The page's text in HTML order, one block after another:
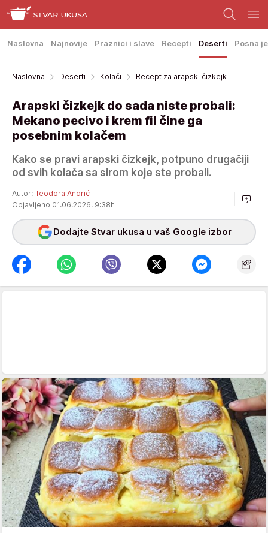
Naslovna Najnovije Praznici i slave Recepti Deserti Posna
Naslovna Deserti Kolači Recept za arapski čizkejk
Arapski čizkejk do sada niste probali:
Mekano pecivo i krem fil čine ga
posebnim kolačem
Kako se pravi arapski čizkejk, potpuno drugačiji
od svih kolača sa sirom koje ste probali.
Autor: Teodora Andrić
Objavljeno 01.06.2026. 9:38h
Dodajte Stvar ukusa u vaš Google izbor